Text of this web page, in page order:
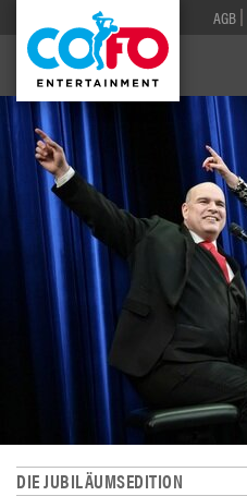
AGB
DIE JUBILÄUMSEDITION